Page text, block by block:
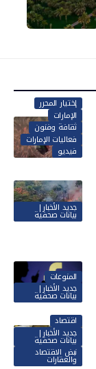
إختيار المحرر
الإمارات
ثقافة وفنون
فعاليات الإمارات
فيديو
جديد الأخبار|
بيانات صحفية
المنوعات
جديد الأخبار|
بيانات صحفية
اقتصاد
جديد الأخبار|
بيانات صحفية
نبض الاقتصاد
والعقارات